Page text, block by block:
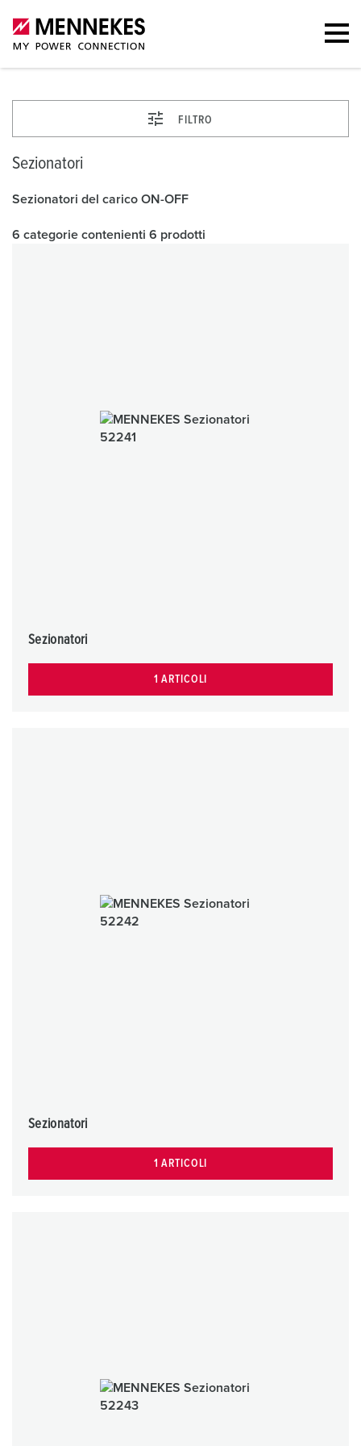
FILTRO
Sezionatori
Sezionatori del carico ON-OFF
6 categorie contenienti 6 prodotti
Sezionatori
1 ARTICOLI
Sezionatori
1 ARTICOLI